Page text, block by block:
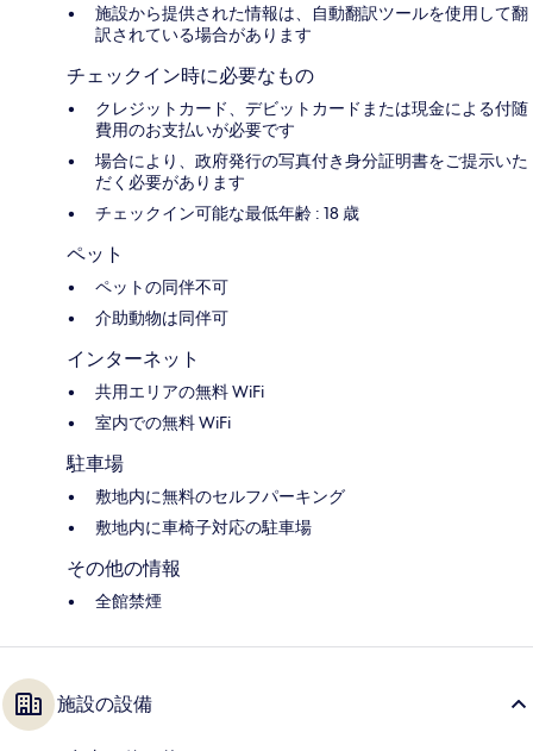
施設から提供された情報は、自動翻訳ツールを使用して翻
訳されている場合があります
チェックイン時に必要なもの
クレジットカード、デビットカードまたは現金による付随
費用のお支払いが必要です
場合により、政府発行の写真付き身分証明書をご提示いた
だく必要があります
チェックイン可能な最低年齢 : 18 歳
ペット
ペットの同伴不可
介助動物は同伴可
インターネット
共用エリアの無料 WiFi
室内での無料 WiFi
駐車場
敷地内に無料のセルフパーキング
敷地内に車椅子対応の駐車場
その他の情報
全館禁煙
施設の設備